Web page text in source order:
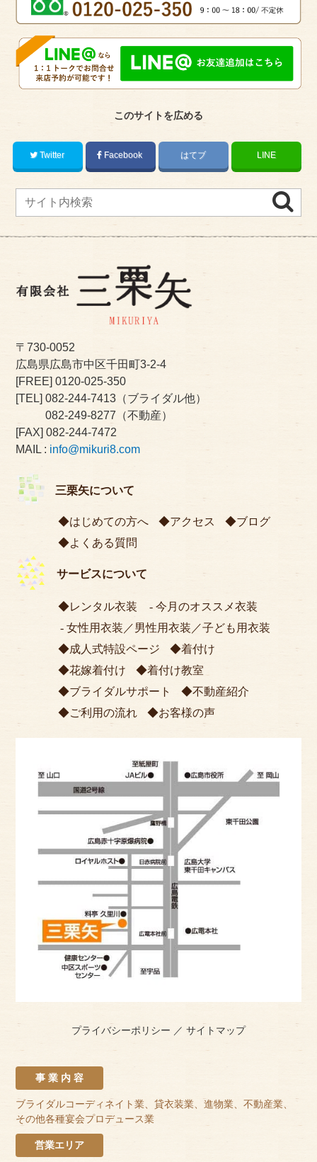
このサイトを広める
Twitter Facebook はてブ LINE
〒730-0052
広島県広島市中区千田町3-2-4
[FREE]0120-025-350
[TEL] 082-244-7413 （ブライダル他）
082-249-8277 （不動産）
[FAX] 082-244-7472
MAIL : info@mikuri8.com
三栗矢について
はじめての方へ アクセス
ブログ
よくある質問
サービスについて
レンタル衣装
今月のオススメ衣装
女性用衣装 ／男性用衣装 ／子ども用衣装
成人式特設ページ
着付け
花嫁着付け
着付け教室
ブライダルサポート
不動産紹介
ご利用の流れ
お客様の声
プライバシーポリシー ／ サイトマップ
事 業 内 容
ブライダルコーディネイト業、貸衣装業、進物業、不動産業、
その他各種宴会プロデュース業
営業エリア